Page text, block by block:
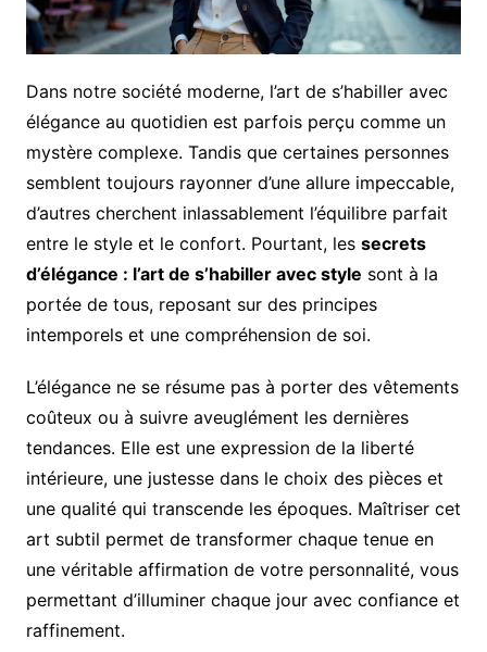
Dans notre société moderne, l’art de s’habiller avec
élégance au quotidien est parfois perçu comme un
mystère complexe. Tandis que certaines personnes
semblent toujours rayonner d’une allure impeccable,
d’autres cherchent inlassablement l’équilibre parfait
entre le style et le confort. Pourtant, les secrets
d’élégance : l’art de s’habiller avec style sont à la
portée de tous, reposant sur des principes
intemporels et une compréhension de soi.
L’élégance ne se résume pas à porter des vêtements
coûteux ou à suivre aveuglément les dernières
tendances. Elle est une expression de la liberté
intérieure, une justesse dans le choix des pièces et
une qualité qui transcende les époques. Maîtriser cet
art subtil permet de transformer chaque tenue en
une véritable affirmation de votre personnalité, vous
permettant d’illuminer chaque jour avec confiance et
raffinement.